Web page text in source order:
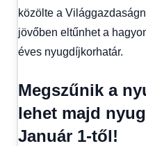
közölte a
jövőben eltűnhet a
éves nyugdíjkorhatár.
Megszűnik a
lehet majd
Január 1-től!